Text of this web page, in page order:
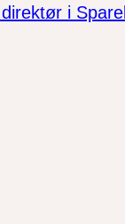
i